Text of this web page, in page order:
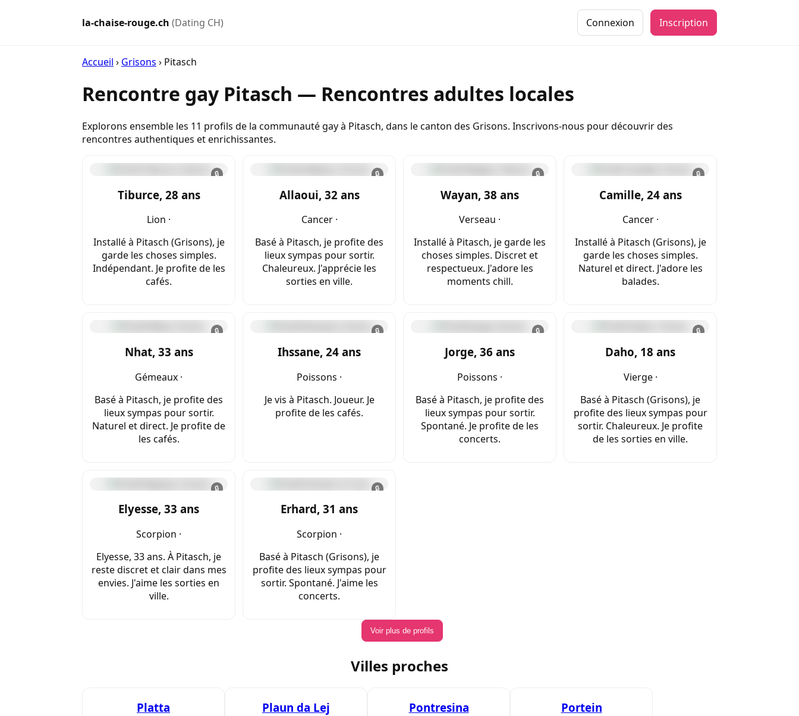
la-chaise-rouge.ch (Dating CH) Connexion Inscription
Accueil › Grisons › Pitasch
Rencontre gay Pitasch — Rencontres adultes locales
Explorons ensemble les 11 profils de la communauté gay à Pitasch, dans le canton des Grisons. Inscrivons-nous pour découvrir des
rencontres authentiques et enrichissantes.
🔒
Tiburce, 28 ans
Lion ·
Installé à Pitasch (Grisons), je
garde les choses simples.
Indépendant. Je profite de les
cafés.
🔒
Allaoui, 32 ans
Cancer ·
Basé à Pitasch, je profite des
lieux sympas pour sortir.
Chaleureux. J'apprécie les
sorties en ville.
🔒
Wayan, 38 ans
Verseau ·
Installé à Pitasch, je garde les
choses simples. Discret et
respectueux. J'adore les
moments chill.
🔒
Camille, 24 ans
Cancer ·
Installé à Pitasch (Grisons), je
garde les choses simples.
Naturel et direct. J'adore les
balades.
🔒
Nhat, 33 ans
Gémeaux ·
Basé à Pitasch, je profite des
lieux sympas pour sortir.
Naturel et direct. Je profite de
les cafés.
🔒
Ihssane, 24 ans
Poissons ·
Je vis à Pitasch. Joueur. Je
profite de les cafés.
🔒
Jorge, 36 ans
Poissons ·
Basé à Pitasch, je profite des
lieux sympas pour sortir.
Spontané. Je profite de les
concerts.
🔒
Daho, 18 ans
Vierge ·
Basé à Pitasch (Grisons), je
profite des lieux sympas pour
sortir. Chaleureux. Je profite
de les sorties en ville.
🔒
Elyesse, 33 ans
Scorpion ·
Elyesse, 33 ans. À Pitasch, je
reste discret et clair dans mes
envies. J'aime les sorties en
ville.
🔒
Erhard, 31 ans
Scorpion ·
Basé à Pitasch (Grisons), je
profite des lieux sympas pour
sortir. Spontané. J'aime les
concerts.
Voir plus de profils
Villes proches
Platta Plaun da Lej Pontresina Portein